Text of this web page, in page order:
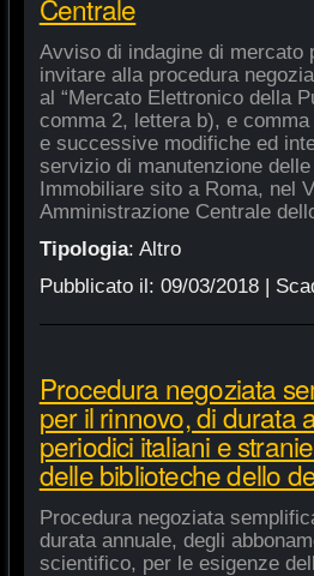
Centrale
Avviso di indagine di mercato
invitare alla procedura
al “Mercato Elettronico della
comma 2, lettera b), e
e successive modifiche ed
servizio di manutenzione
Immobiliare sito a Roma, nel
Amministrazione Centrale
Tipologia: Altro
Pubblicato il: 09/03/2018|
Procedura negoziata
per il rinnovo, di durata
periodici italiani e
delle biblioteche dello
Procedura negoziata
durata annuale, degli
scientifico, per le esigenze